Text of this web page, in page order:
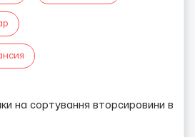
на сортування вторсировини в